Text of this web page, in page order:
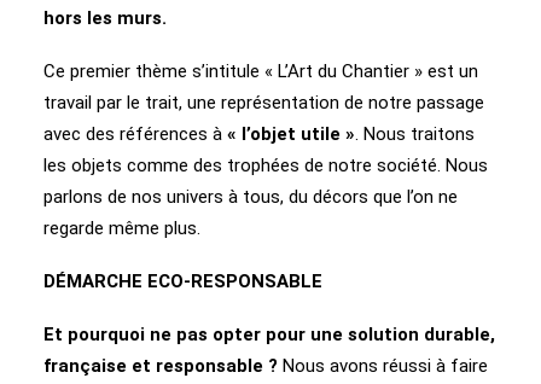
hors les murs.
Ce premier thème s’intitule « L’Art du Chantier » est un
travail par le trait, une représentation de notre passage
avec des références à « l’objet utile ». Nous traitons
les objets comme des trophées de notre société. Nous
parlons de nos univers à tous, du décors que l’on ne
regarde même plus.
DÉMARCHE ECO-RESPONSABLE
Et pourquoi ne pas opter pour une solution durable,
française et responsable ? Nous avons réussi à faire